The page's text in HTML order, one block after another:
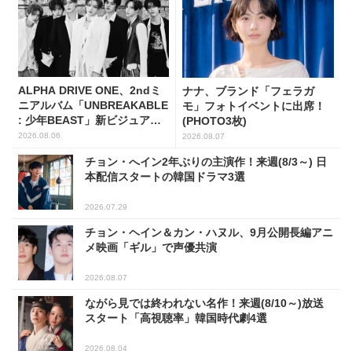
ALPHA DRIVE ONE、2ndミ
ニアルバム「UNBREAKABLE
: 少年BEAST」新ビジュアル
解禁！
2026.08.06
ナナ、ブランド「フェラガ
モ」フォトイベントに出席！
(PHOTO3枚)
2026.08.07
チョン・へイン2年ぶりの主演作！来週(8/3～) 日
本配信スタートの韓国ドラマ3選
2026.07.29
チョン・ヘイン＆カン・ハヌル、9月公開長編アニ
メ映画「ギル」で声優共演
2026.08.07
ながら見では終われない名作！来週(8/10～)放送
スタート「高視聴率」韓国時代劇4選
2026.08.04